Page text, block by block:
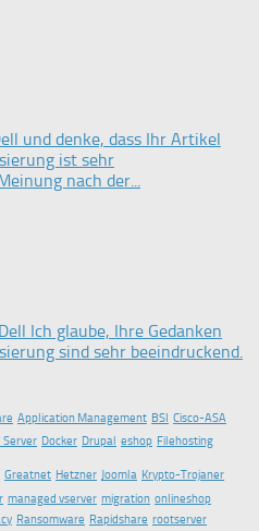
und denke, dass Ihr Artikel
ist sehr
nach der...
Ich glaube, Ihre Gedanken
sind sehr beeindruckend.
Application Management BSI Cisco-ASA
Server Docker Drupal eshop Filehosting
Greatnet Hetzner Joomla Krypto-Trojaner
managed vserver migration onlineshop
Ransomware Rapidshare rootserver